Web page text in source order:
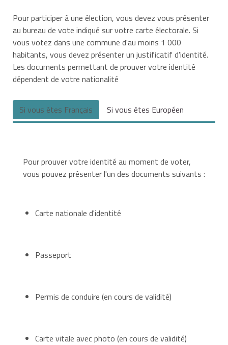
Pour participer à une élection, vous devez vous présenter
au bureau de vote indiqué sur votre carte électorale. Si
vous votez dans une commune d'au moins 1 000
habitants, vous devez présenter un justificatif d'identité.
Les documents permettant de prouver votre identité
dépendent de votre nationalité
Si vous êtes Français Si vous êtes Européen
Pour prouver votre identité au moment de voter,
vous pouvez présenter l'un des documents suivants :
Carte nationale d'identité
Passeport
Permis de conduire (en cours de validité)
Carte vitale avec photo (en cours de validité)